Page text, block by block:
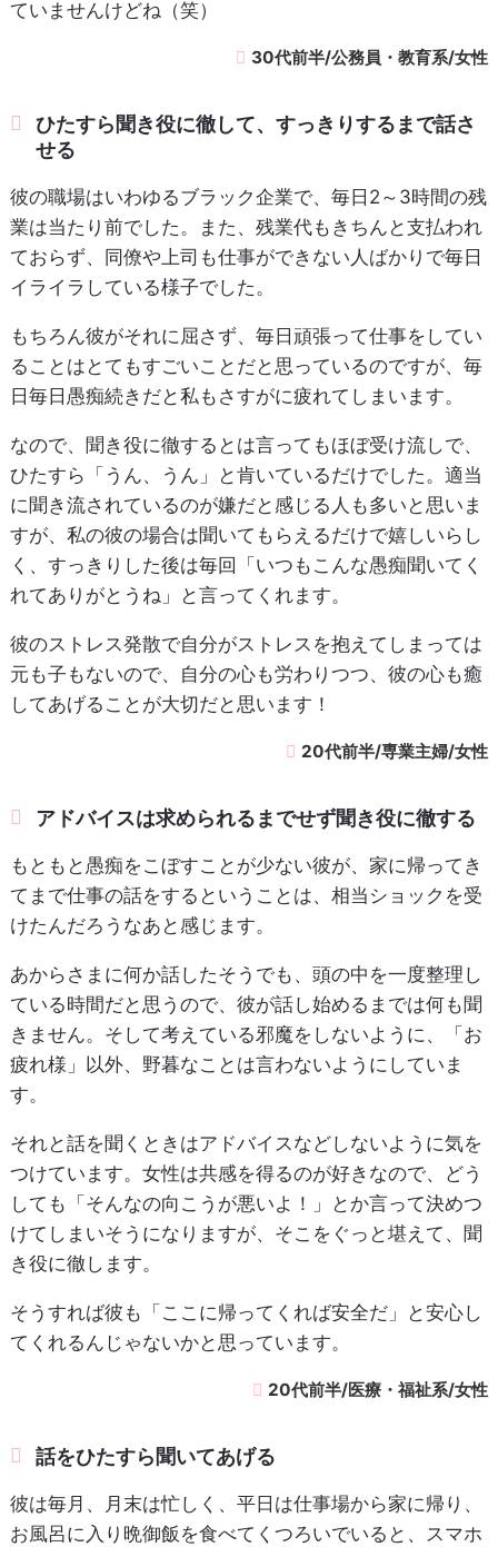
ていませんけどね（笑）
30代前半/公務員・教育系/女性
ひたすら聞き役に徹して、すっきりするまで話さ
せる
彼の職場はいわゆるブラック企業で、毎日2～3時間の残
業は当たり前でした。また、残業代もきちんと支払われ
ておらず、同僚や上司も仕事ができない人ばかりで毎日
イライラしている様子でした。
もちろん彼がそれに屈さず、毎日頑張って仕事をしてい
ることはとてもすごいことだと思っているのですが、毎
日毎日愚痴続きだと私もさすがに疲れてしまいます。
なので、聞き役に徹するとは言ってもほぼ受け流しで、
ひたすら「うん、うん」と肯いているだけでした。適当
に聞き流されているのが嫌だと感じる人も多いと思いま
すが、私の彼の場合は聞いてもらえるだけで嬉しいらし
く、すっきりした後は毎回「いつもこんな愚痴聞いてく
れてありがとうね」と言ってくれます。
彼のストレス発散で自分がストレスを抱えてしまっては
元も子もないので、自分の心も労わりつつ、彼の心も癒
してあげることが大切だと思います！
20代前半/専業主婦/女性
アドバイスは求められるまでせず聞き役に徹する
もともと愚痴をこぼすことが少ない彼が、家に帰ってき
てまで仕事の話をするということは、相当ショックを受
けたんだろうなあと感じます。
あからさまに何か話したそうでも、頭の中を一度整理し
ている時間だと思うので、彼が話し始めるまでは何も聞
きません。そして考えている邪魔をしないように、「お
疲れ様」以外、野暮なことは言わないようにしていま
す。
それと話を聞くときはアドバイスなどしないように気を
つけています。女性は共感を得るのが好きなので、どう
しても「そんなの向こうが悪いよ！」とか言って決めつ
けてしまいそうになりますが、そこをぐっと堪えて、聞
き役に徹します。
そうすれば彼も「ここに帰ってくれば安全だ」と安心し
てくれるんじゃないかと思っています。
20代前半/医療・福祉系/女性
話をひたすら聞いてあげる
彼は毎月、月末は忙しく、平日は仕事場から家に帰り、
お風呂に入り晩御飯を食べてくつろいでいると、スマホ